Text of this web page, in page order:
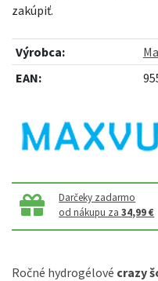
zakúpiť.
Výrobca:
EAN:
Darčeky zadarmo
od nákupu za34,99 €
Ročné hydrogélové crazy